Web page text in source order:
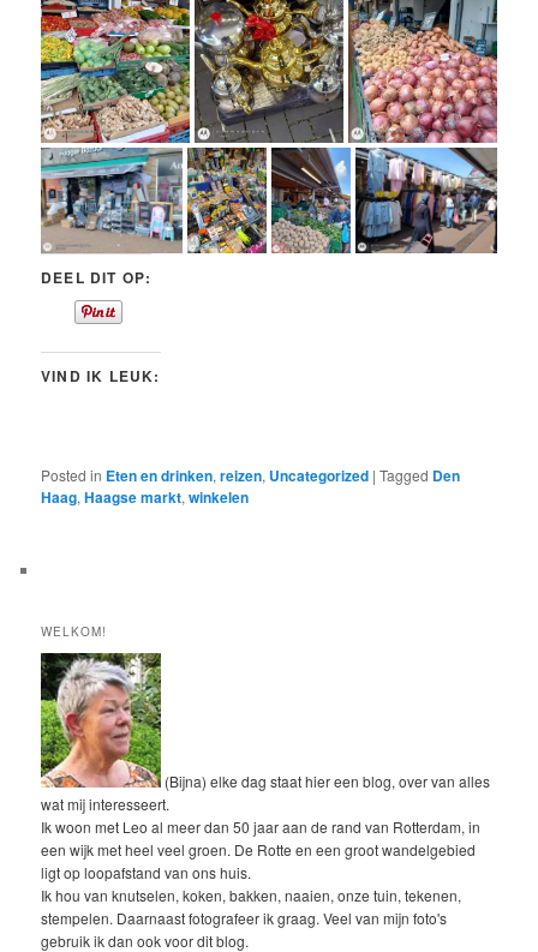
DEEL DIT OP:
VIND IK LEUK:
Posted in Eten en drinken,reizen, Uncategorized |Tagged Den
Haag,Haagse markt,winkelen
WELKOM!
(Bijna) elke dag staat hier een blog, over van alles
wat mij interesseert.
Ik woon met Leo al meer dan 50 jaar aan de rand van Rotterdam, in
een wijk met heel veel groen. De Rotte en een groot wandelgebied
ligt op loopafstand van ons huis.
Ik hou van knutselen, koken, bakken, naaien, onze tuin, tekenen,
stempelen. Daarnaast fotografeer ik graag. Veel van mijn foto's
gebruik ik dan ook voor dit blog.